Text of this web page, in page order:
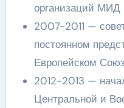
организаций МИД
2007-2011 —
постоянном
Европейском
2012-2013 —
Центральной и